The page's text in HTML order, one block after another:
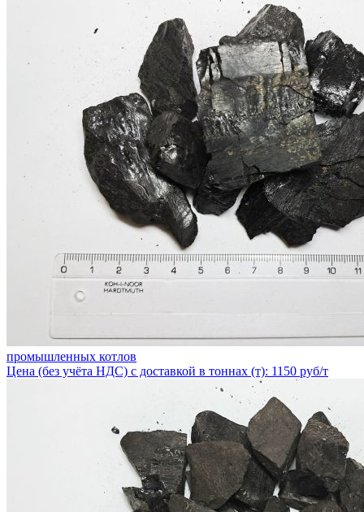
промышленных котлов
Цена (без учёта НДС) с доставкой в тоннах (т): 1150 руб/т